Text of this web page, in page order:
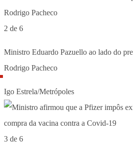
2 de 6
Ministro Eduardo Pazuello ao lado do
Rodrigo Pacheco
Igo Estrela/Metrópoles
3 de 6